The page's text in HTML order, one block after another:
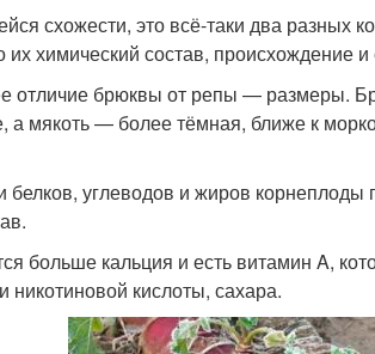
схожести, это всё-таки два разных
их химический состав, происхождение
отличие брюквы от репы — размеры.
а мякоть — более тёмная, ближе к
белков, углеводов и жиров
больше кальция и есть витамин A,
никотиновой кислоты, сахара.